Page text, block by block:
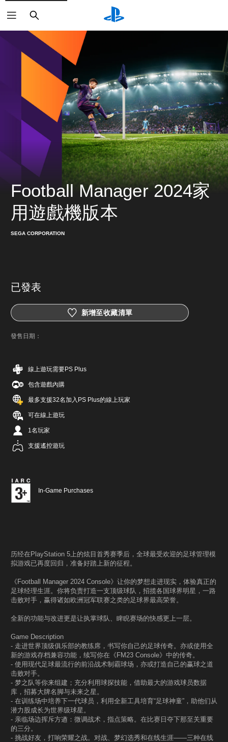
搜
尋
Football Manager 2024家
用遊戲機版本
SEGA CORPORATION
已發表
新增至收藏清單
發售日期：
線上遊玩需要PS Plus
包含遊戲內購
最多支援32名加入PS Plus的線上玩家
可在線上遊玩
1名玩家
支援遙控遊玩
In-Game Purchases
历经在PlayStation 5上的炫目首秀赛季后，全球最受欢迎的足球管理模
拟游戏已再度回归，准备好踏上新的征程。
《Football Manager 2024 Console》让你的梦想走进现实，体验真正的
足球经理生涯。你将负责打造一支顶级球队，招揽各国球界明星，一路
击败对手，赢得诸如欧洲冠军联赛之类的足球界最高荣誉。
全新的功能与改进更是让执掌球队、睥睨赛场的快感更上一层。
Game Description
- 走进世界顶级俱乐部的教练席，书写你自己的足球传奇。亦或使用全
新的游戏存档兼容功能，续写你在《FM23 Console》中的传奇。
- 使用现代足球最流行的前沿战术制霸球场，亦或打造自己的赢球之道
击败对手。
- 梦之队等你来组建；充分利用球探技能，借助最大的游戏球员数据
库，招募大牌名脚与未来之星。
- 在训练场中培养下一代球员，利用全新工具培育“足球神童”，助他们从
潜力股成长为世界级球星。
- 亲临场边挥斥方遒：微调战术，指点策略。在比赛日夺下那至关重要
的三分。
- 挑战好友，打响荣耀之战。对战、梦幻选秀和在线生涯——三种在线